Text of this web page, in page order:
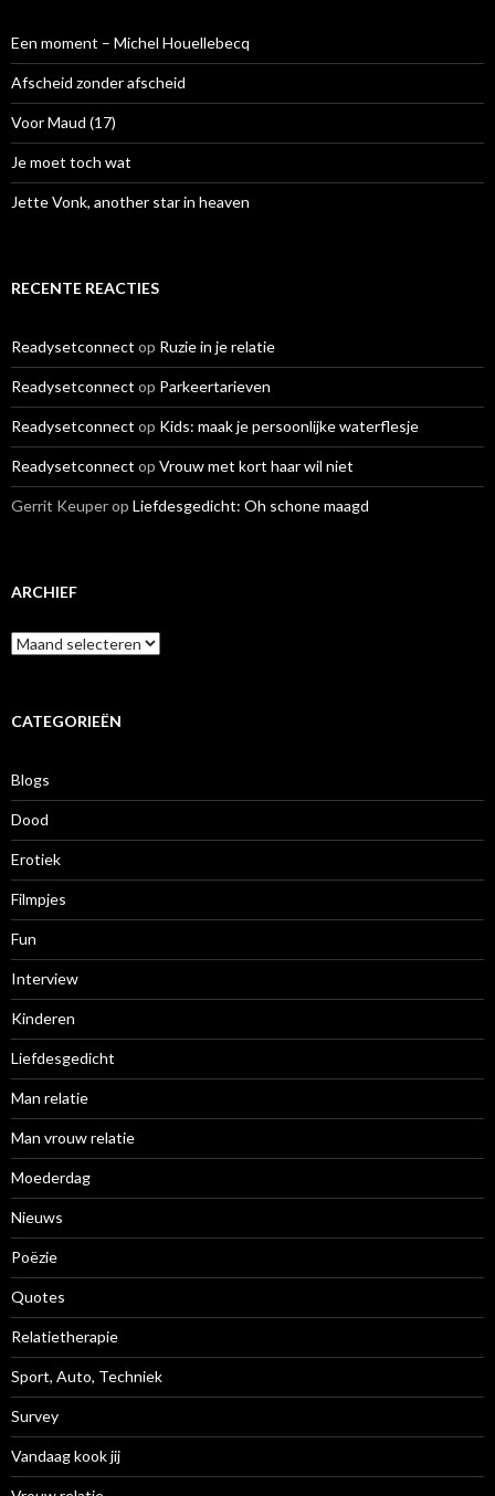
a
a
r
:
Een moment – Michel Houellebecq
Afscheid zonder afscheid
Voor Maud (17)
Je moet toch wat
Jette Vonk, another star in heaven
RECENTE REACTIES
Readysetconnect op Ruzie in je relatie
Readysetconnect op Parkeertarieven
Readysetconnect op Kids: maak je persoonlijke waterflesje
Readysetconnect op Vrouw met kort haar wil niet
Gerrit Keuperop Liefdesgedicht: Oh schone maagd
ARCHIEF
A
r
iCATEGORIEËN
Blogs
Dood
Erotiek
Filmpjes
Fun
Interview
Kinderen
Liefdesgedicht
Man relatie
Man vrouw relatie
Moederdag
Nieuws
Poëzie
Quotes
Relatietherapie
Sport, Auto, Techniek
Survey
Vandaag kook jij